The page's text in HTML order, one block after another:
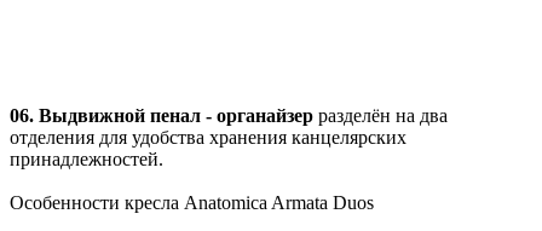
06. Выдвижной пенал - органайзер разделён на два
отделения для удобства хранения канцелярских
принадлежностей.
Особенности кресла Anatomica Armata Duos